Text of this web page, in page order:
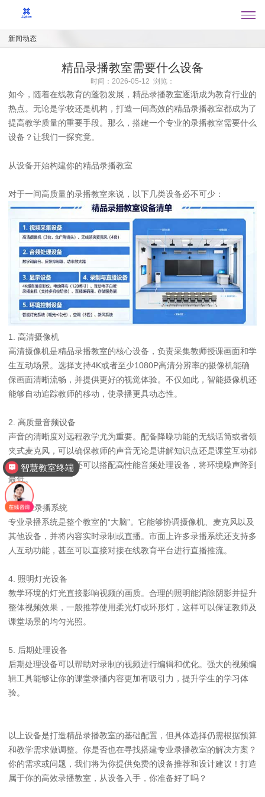
新闻动态
精品录播教室需要什么设备
时间：2026-05-12 浏览：
如今，随着在线教育的蓬勃发展，精品录播教室逐渐成为教育行业的
热点。无论是学校还是机构，打造一间高效的精品录播教室都成为了
提高教学质量的重要手段。那么，搭建一个专业的录播教室需要什么
设备？让我们一探究竟。
从设备开始构建你的精品录播教室
对于一间高质量的录播教室来说，以下几类设备必不可少：
1. 高清摄像机
高清摄像机是精品录播教室的核心设备，负责采集教师授课画面和学
生互动场景。选择支持4K或者至少1080P高清分辨率的摄像机能确
保画面清晰流畅，并提供更好的视觉体验。不仅如此，智能摄像机还
能够自动追踪教师的移动，使录播更具动态性。
2. 高质量音频设备
声音的清晰度对远程教学尤为重要。配备降噪功能的无线话筒或者领
夹式麦克风，可以确保教师的声音无论是讲解知识点还是课堂互动都
清晰可辨。同时，还可以搭配高性能音频处理设备，将环境噪声降到
最低。
3. 专业录播系统
专业录播系统是整个教室的“大脑”。它能够协调摄像机、麦克风以及
其他设备，并将内容实时录制或直播。市面上许多录播系统还支持多
人互动功能，甚至可以直接对接在线教育平台进行直播推流。
4. 照明灯光设备
教学环境的灯光直接影响视频的画质。合理的照明能消除阴影并提升
整体视频效果，一般推荐使用柔光灯或环形灯，这样可以保证教师及
课堂场景的均匀光照。
5. 后期处理设备
后期处理设备可以帮助对录制的视频进行编辑和优化。强大的视频编
辑工具能够让你的课堂录播内容更加有吸引力，提升学生的学习体
验。
以上设备是打造精品录播教室的基础配置，但具体选择仍需根据预算
和教学需求做调整。你是否也在寻找搭建专业录播教室的解决方案？
你的需求或问题，我们将为你提供免费的设备推荐和设计建议！打造
属于你的高效录播教室，从设备入手，你准备好了吗？
智慧教室终端